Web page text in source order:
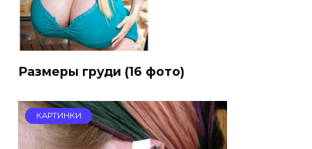
Размеры груди (16 фото)
КАРТИНКИ